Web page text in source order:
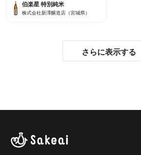
伯楽星 特別純米
株式会社新澤醸造店（宮城県）
さらに表示する